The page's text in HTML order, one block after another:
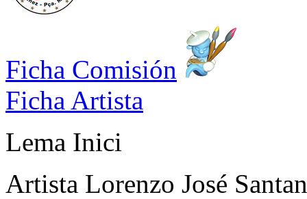
Ficha Comisión
Ficha Artista
Lema Inici
Artista Lorenzo José